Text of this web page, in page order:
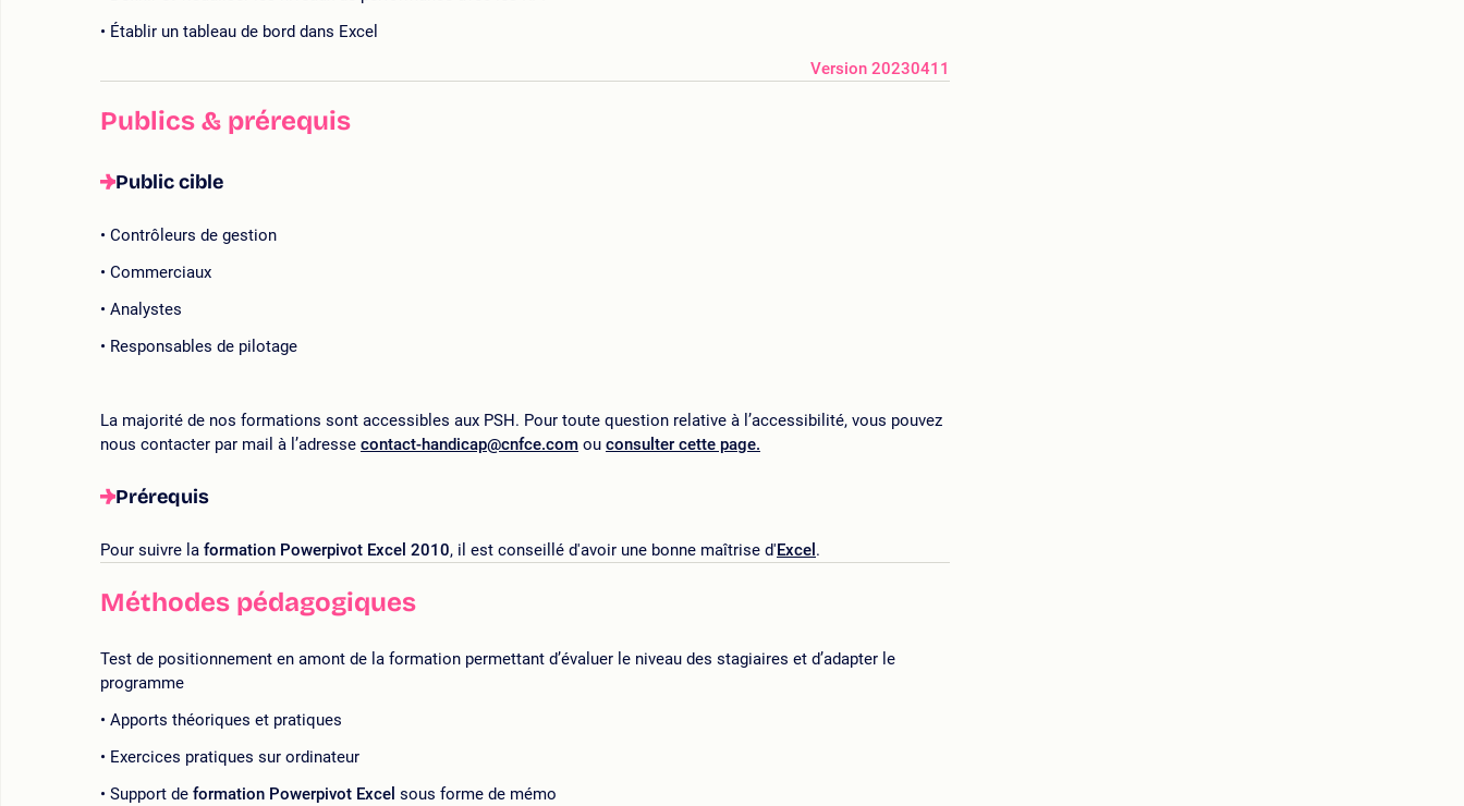
Établir un tableau de bord dans Excel
Version 20230411
Publics & prérequis
Public cible
Contrôleurs de gestion
Commerciaux
Analystes
Responsables de pilotage
La majorité de nos formations sont accessibles aux PSH. Pour toute question relative à l’accessibilité, vous pouvez
nous contacter par mail à l’adresse contact-handicap@cnfce.com ou consulter cette page.
Prérequis
Pour suivre la formation Powerpivot Excel 2010, il est conseillé d'avoir une bonne maîtrise d' Excel .
Méthodes pédagogiques
Test de positionnement en amont de la formation permettant d’évaluer le niveau des stagiaires et d’adapter le
programme
Apports théoriques et pratiques
Exercices pratiques sur ordinateur
Support de formation Powerpivot Excel sous forme de mémo